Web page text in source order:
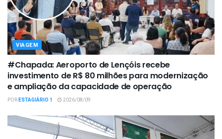
VIAGEM
#Chapada: Aeroporto de Lençóis recebe
investimento de R$ 80 milhões para modernização
e ampliação da capacidade de operação
PORESTAGIÁRIO 1 2026/08/09